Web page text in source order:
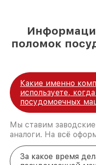
Нижнем
уровень доверия
поломок
Какие именно
используете,
посудомоечных
Мы ставим
аналоги. На всё
За какое время